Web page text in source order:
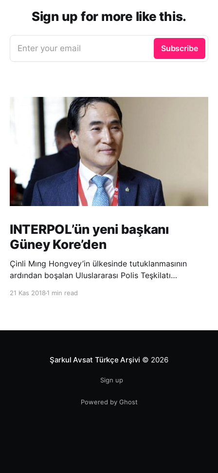
Sign up for more like this.
Enter your email Subscribe
INTERPOL’ün yeni başkanı
Güney Kore’den
Çinli Mıng Hongvey’in ülkesinde tutuklanmasının
ardından boşalan Uluslararası Polis Teşkilatı
21 Kas 2018 1 min read
Şarkul Avsat Türkçe Arşivi © 2026
Sign up
Powered by Ghost